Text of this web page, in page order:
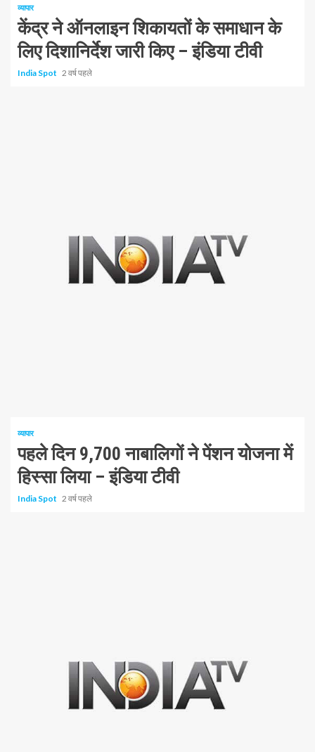
व्यापार
केंद्र ने ऑनलाइन शिकायतों के समाधान के
लिए दिशानिर्देश जारी किए – इंडिया टीवी
India Spot 2 वर्ष पहले
व्यापार
पहले दिन 9,700 नाबालिगों ने पेंशन योजना में
हिस्सा लिया – इंडिया टीवी
India Spot 2 वर्ष पहले